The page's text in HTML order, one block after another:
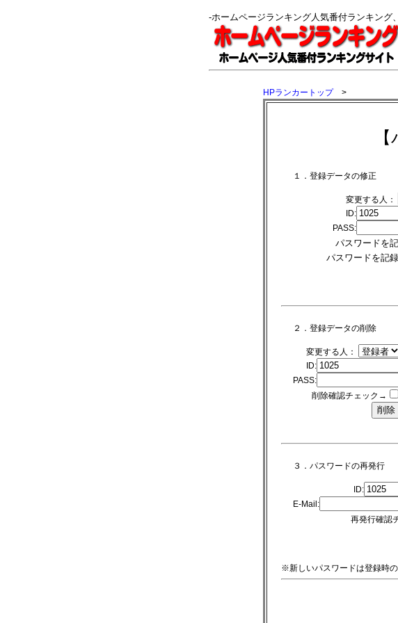
-ホームページランキング人気番付ランキング
HPランカートップ>
１．登録データの修正
変更する人：
ID:
PASS:
パスワードを
パスワードを記
２．登録データの削除
変更する人：
ID:
PASS:
削除確認チェック→
３．パスワードの再発行
ID:
E-Mail:
再発行確認
※新しいパスワードは登録時